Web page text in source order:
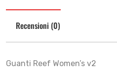
Recensioni (0)
Guanti Reef Women’s v2